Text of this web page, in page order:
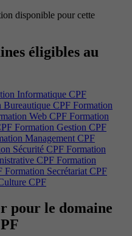
disponible pour cette
éligibles au
Informatique CPF
Bureautique CPF Formation
Web CPF Formation
Formation Gestion CPF
Management CPF
Sécurité CPF Formation
CPF Formation
Formation Secrétariat CPF
CPF
pour le domaine